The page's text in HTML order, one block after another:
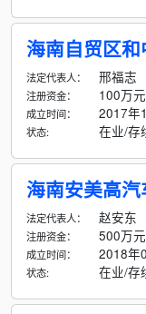
海南自贸区
法定代表人： 邢福志
注册资金： 100万元
成立时间： 2017年
状态: 在业/存
海南安美高
法定代表人： 赵安东
注册资金： 500万元
成立时间： 2018年
状态: 在业/存